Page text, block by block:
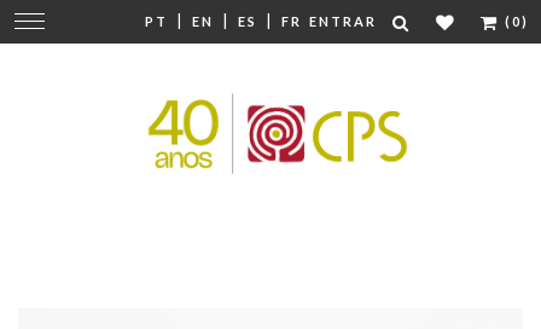
PT | EN | ES | FR ENTRAR (0)
Mudar
navegação